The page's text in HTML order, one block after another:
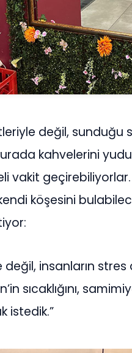
değil, sunduğu
kahvelerini
vakit geçirebiliyorlar.
köşesini
değil, insanların
sıcaklığını,
istedik.”